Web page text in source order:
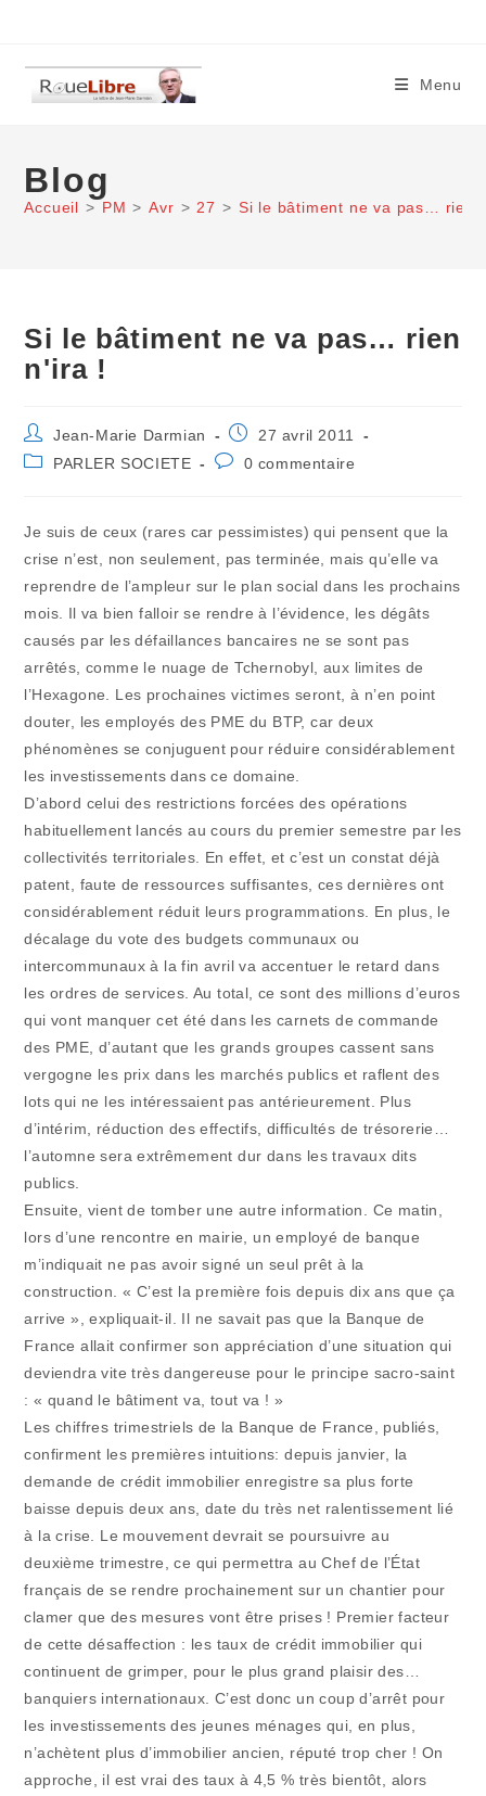
content
Menu
Blog
Accueil > PM > Avr > 27 > Si le bâtiment ne va pas… rien
Si le bâtiment ne va pas… rien
n'ira !
Auteur/autrice
de
la
Jean-Marie Darmian
Publication
publiée :
27 avril 2011
PostPARLER SOCIETE
Commentaires
0 commentaire
Je suis de ceux (rares car pessimistes) qui pensent que la
crise n’est, non seulement, pas terminée, mais qu’elle va
reprendre de l’ampleur sur le plan social dans les prochains
mois. Il va bien falloir se rendre à l’évidence, les dégâts
causés par les défaillances bancaires ne se sont pas
arrêtés, comme le nuage de Tchernobyl, aux limites de
l’Hexagone. Les prochaines victimes seront, à n’en point
douter, les employés des PME du BTP, car deux
phénomènes se conjuguent pour réduire considérablement
les investissements dans ce domaine.
D’abord celui des restrictions forcées des opérations
habituellement lancés au cours du premier semestre par les
collectivités territoriales. En effet, et c’est un constat déjà
patent, faute de ressources suffisantes, ces dernières ont
considérablement réduit leurs programmations. En plus, le
décalage du vote des budgets communaux ou
intercommunaux à la fin avril va accentuer le retard dans
les ordres de services. Au total, ce sont des millions d’euros
qui vont manquer cet été dans les carnets de commande
des PME, d’autant que les grands groupes cassent sans
vergogne les prix dans les marchés publics et raflent des
lots qui ne les intéressaient pas antérieurement. Plus
d’intérim, réduction des effectifs, difficultés de trésorerie…
l’automne sera extrêmement dur dans les travaux dits
publics.
Ensuite, vient de tomber une autre information. Ce matin,
lors d’une rencontre en mairie, un employé de banque
m’indiquait ne pas avoir signé un seul prêt à la
construction. « C’est la première fois depuis dix ans que ça
arrive », expliquait-il. Il ne savait pas que la Banque de
France allait confirmer son appréciation d’une situation qui
deviendra vite très dangereuse pour le principe sacro-saint
: « quand le bâtiment va, tout va ! »
Les chiffres trimestriels de la Banque de France, publiés,
confirment les premières intuitions: depuis janvier, la
demande de crédit immobilier enregistre sa plus forte
baisse depuis deux ans, date du très net ralentissement lié
à la crise. Le mouvement devrait se poursuivre au
deuxième trimestre, ce qui permettra au Chef de l’État
français de se rendre prochainement sur un chantier pour
clamer que des mesures vont être prises ! Premier facteur
de cette désaffection : les taux de crédit immobilier qui
continuent de grimper, pour le plus grand plaisir des…
banquiers internationaux. C’est donc un coup d’arrêt pour
les investissements des jeunes ménages qui, en plus,
n’achètent plus d’immobilier ancien, réputé trop cher ! On
approche, il est vrai des taux à 4,5 % très bientôt, alors